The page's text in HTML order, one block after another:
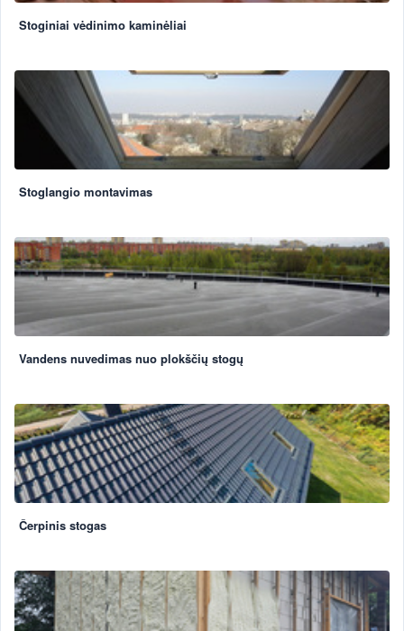
Stoginiai vėdinimo kaminėliai
Stoglangio montavimas
Vandens nuvedimas nuo plokščių stogų
Čerpinis stogas